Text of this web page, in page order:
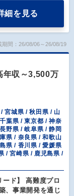
細を見る
期間：26/08/06～26/08/19
年収～3,500万
宮城県 / 秋田県 / 山
葉県 / 東京都 / 神奈
野県 / 岐阜県 / 静岡
県 / 奈良県 / 和歌山
県 / 香川県 / 愛媛県
/ 宮崎県 / 鹿児島県 /
ード】 高難度プロ
、事業開発を通じ